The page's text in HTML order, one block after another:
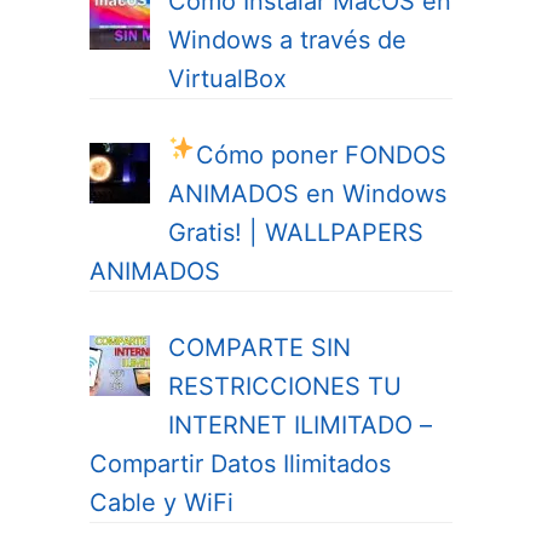
Windows a través de
VirtualBox
Cómo poner FONDOS
ANIMADOS en Windows
Gratis! | WALLPAPERS
ANIMADOS
COMPARTE SIN
RESTRICCIONES TU
INTERNET ILIMITADO –
Compartir Datos Ilimitados
Cable y WiFi